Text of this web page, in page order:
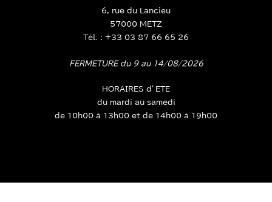
6, rue du Lancieu
57000 METZ
Tél. : +33 03 87 66 65 26
FERMETURE du 9 au 14/08/2026
HORAIRES d’ETE
du mardi au samedi
de 10h00 à 13h00 et de 14h00 à 19h00